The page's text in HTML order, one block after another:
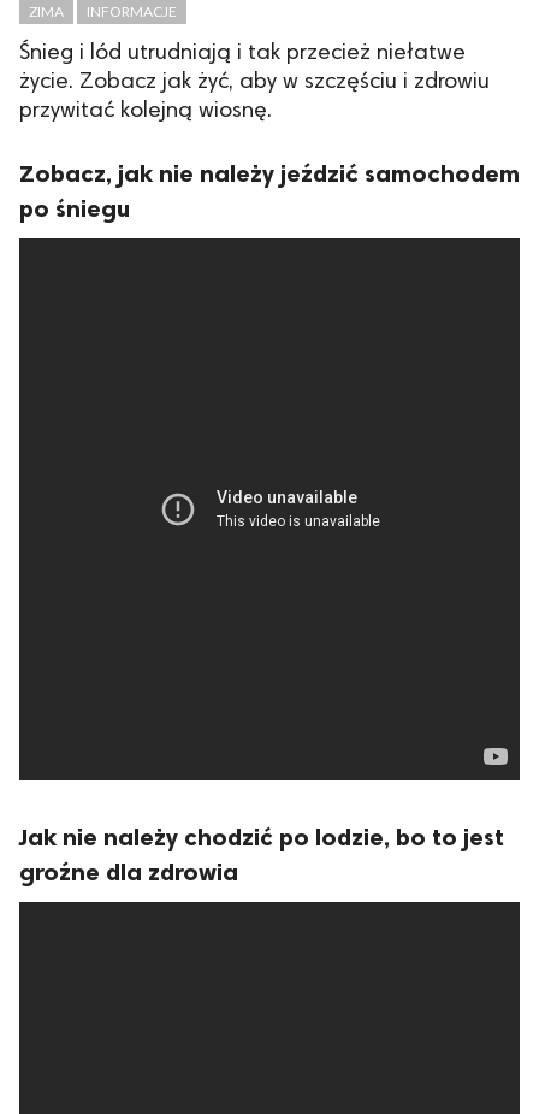
ZIMA INFORMACJE
Śnieg i lód utrudniają i tak przecież niełatwe
życie. Zobacz jak żyć, aby w szczęściu i zdrowiu
przywitać kolejną wiosnę.
Zobacz, jak nie należy jeździć samochodem
po śniegu
Jak nie należy chodzić po lodzie, bo to jest
groźne dla zdrowia